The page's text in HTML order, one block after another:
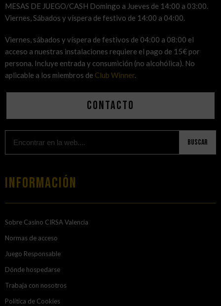
MESAS DE JUEGO/CASH Domingo a Jueves de 14:00 a 03:00.
Viernes, Sábados y víspera de festivo de 14:00 a 04:00.
Viernes, sábados y víspera de festivos de 04:00 a 08:00 el
acceso a nuestras instalaciones requiere el pago de 15€ por
persona. Incluye entrada y consumición (no alcohólica). No
aplicable a los miembros de Club Winner.
Contacto
Buscar
Información
Sobre Casino CIRSA Valencia
Normas de acceso
Juego Responsable
Dónde hospedarse
Trabaja con nosotros
Política de Cookies